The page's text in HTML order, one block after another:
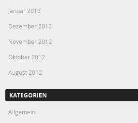
Januar 2013
Dezember 2012
November 2012
Oktober 2012
August 2012
KATEGORIEN
Allgemein